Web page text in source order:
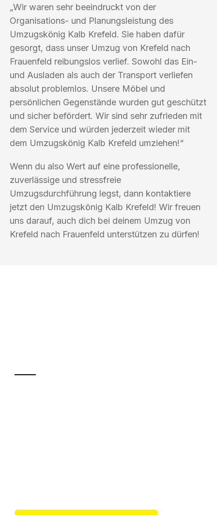
„Wir waren sehr beeindruckt von der
Organisations- und Planungsleistung des
Umzugskönig Kalb Krefeld. Sie haben dafür
gesorgt, dass unser Umzug von Krefeld nach
Frauenfeld reibungslos verlief. Sowohl das Ein-
und Ausladen als auch der Transport verliefen
absolut problemlos. Unsere Möbel und
persönlichen Gegenstände wurden gut geschützt
und sicher befördert. Wir sind sehr zufrieden mit
dem Service und würden jederzeit wieder mit
dem Umzugskönig Kalb Krefeld umziehen!“
Wenn du also Wert auf eine professionelle,
zuverlässige und stressfreie
Umzugsdurchführung legst, dann kontaktiere
jetzt den Umzugskönig Kalb Krefeld! Wir freuen
uns darauf, auch dich bei deinem Umzug von
Krefeld nach Frauenfeld unterstützen zu dürfen!